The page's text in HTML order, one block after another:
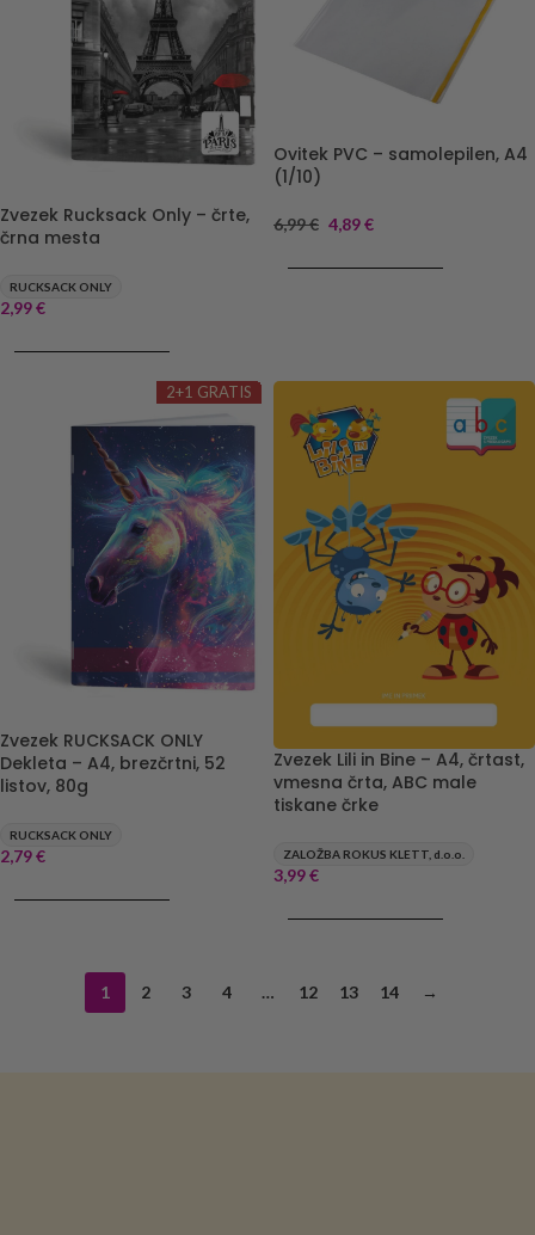
Zvezek Rucksack Only – črte,
črna mesta
RUCKSACK ONLY
2,99€
Ovitek PVC – samolepilen, A4
(1/10)
6,99€ 4,89€
2+1 GRATIS
Zvezek RUCKSACK ONLY
Dekleta – A4, brezčrtni, 52
listov, 80g
RUCKSACK ONLY
2,79€
Zvezek Lili in Bine – A4, črtast,
vmesna črta, ABC male
tiskane črke
ZALOŽBA ROKUS KLETT, d.o.o.
3,99€
1 2 3 4 … 12 13 14 →